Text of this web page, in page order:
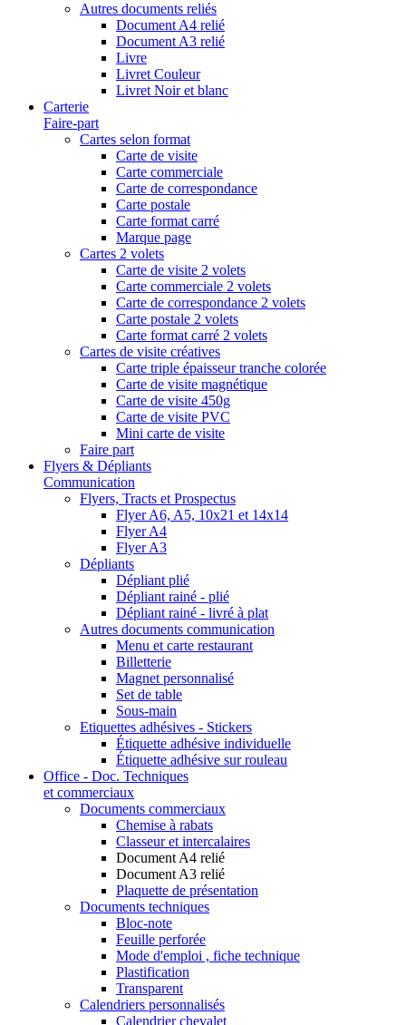
Autres documents reliés
Document A4 relié
Document A3 relié
Livre
Livret Couleur
Livret Noir et blanc
Carterie
Faire-part
Cartes selon format
Carte de visite
Carte commerciale
Carte de correspondance
Carte postale
Carte format carré
Marque page
Cartes 2 volets
Carte de visite 2 volets
Carte commerciale 2 volets
Carte de correspondance 2 volets
Carte postale 2 volets
Carte format carré 2 volets
Cartes de visite créatives
Carte triple épaisseur tranche colorée
Carte de visite magnétique
Carte de visite 450g
Carte de visite PVC
Mini carte de visite
Faire part
Flyers & Dépliants
Communication
Flyers, Tracts et Prospectus
Flyer A6, A5, 10x21 et 14x14
Flyer A4
Flyer A3
Dépliants
Dépliant plié
Dépliant rainé - plié
Dépliant rainé - livré à plat
Autres documents communication
Menu et carte restaurant
Billetterie
Magnet personnalisé
Set de table
Sous-main
Etiquettes adhésives - Stickers
Étiquette adhésive individuelle
Étiquette adhésive sur rouleau
Office - Doc. Techniques
et commerciaux
Documents commerciaux
Chemise à rabats
Classeur et intercalaires
Document A4 relié
Document A3 relié
Plaquette de présentation
Documents techniques
Bloc-note
Feuille perforée
Mode d'emploi , fiche technique
Plastification
Transparent
Calendriers personnalisés
Calendrier chevalet